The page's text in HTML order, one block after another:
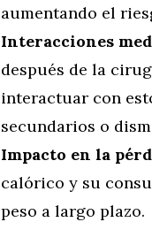
aumentando el
Interacciones
después de la
interactuar con
secundarios o
Impacto en la
calórico y su
peso a largo plazo.